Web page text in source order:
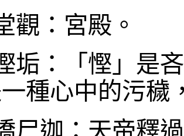
觀：宮殿。
垢：「慳」是
種心中的污穢